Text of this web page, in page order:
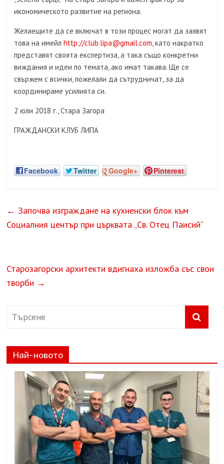
икономическото развитие на региона.
Желаещите да се включат в този процес могат да заявят
това на имейлhttp://club.lipa@gmail.com,като накратко
представят своята експертиза, а така също конкретни
виждания и идеи по темата, ако имат такава. Ще се
свържем с всички, пожелали да сътрудничат, за да
координираме усилията си.
2 юли 2018 г., Стара Загора
ГРАЖДАНСКИ КЛУБ ЛИПА
Facebook Twitter Google+ Pinterest
← Започва изграждане на кухненски блок към
Социалния център при църквата „Св. Отец Паисий“
Старозагорски архитекти вдигнаха изложба със свои
творби →
Най-новото